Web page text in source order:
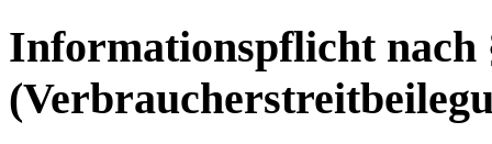
Informationspflicht nach